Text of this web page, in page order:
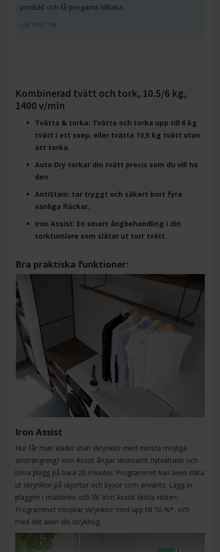
produkt och få pengarna tillbaka.
Lär mer här:
Kombinerad tvätt och tork, 10.5/6 kg,
1400 v/min
Tvätta & torka: Tvätta och torka upp till 6 kg
tvätt i ett svep, eller tvätta 10,5 kg tvätt utan
att torka.
Auto Dry torkar din tvätt precis som du vill ha
den
AntiStain: tar tryggt och säkert bort fyra
vanliga fläckar.
Iron Assist: En smart ångbehandling i din
torktumlare som slätar ut torr tvätt.
Bra praktiska funktioner:
Iron Assist
Hur får man kläder utan skrynklor med minsta möjliga
ansträngning? Iron Assist ångar skonsamt nytvättade och
torra plagg på bara 20 minuter. Programmet kan även släta
ut skrynklor på skjortor och byxor som använts. Lägg in
plaggen i maskinen och låt Iron Assist sköta resten.
Programmet minskar skrynklor med upp till 50 %*, och
med det även din strykhög.